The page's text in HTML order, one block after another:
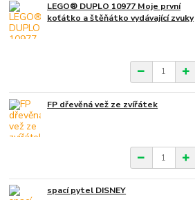
LEGO® DUPLO 10977 Moje první
koťátko a štěňátko vydávající zvuky
FP dřevěná vež ze zvířátek
spací pytel DISNEY